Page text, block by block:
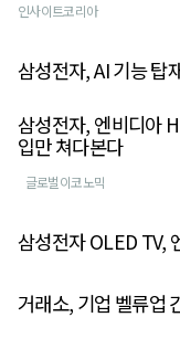
인사이트코리아
삼성전자, AI 기능 탑
삼성전자, 엔비디아
입만 쳐다본다
글로벌이코노믹
삼성전자 OLED TV,
거래소, 기업 벨류업